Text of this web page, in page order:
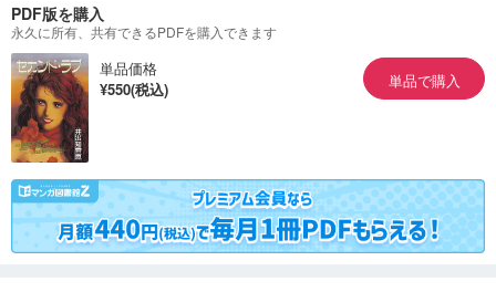
PDF版を購入
永久に所有、共有できるPDFを購入できます
単品価格
¥550(税込)
単品で購入